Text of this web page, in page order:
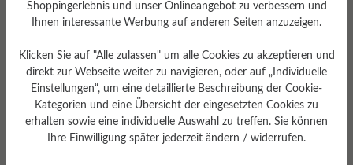
0 von 0 Bewertungen
Shoppingerlebnis und unser Onlineangebot zu verbessern und
Ihnen interessante Werbung auf anderen Seiten anzuzeigen.
Klicken Sie auf "Alle zulassen" um alle Cookies zu akzeptieren und
direkt zur Webseite weiter zu navigieren, oder auf „Individuelle
Einstellungen“, um eine detaillierte Beschreibung der Cookie-
Kategorien und eine Übersicht der eingesetzten Cookies zu
erhalten sowie eine individuelle Auswahl zu treffen. Sie können
Ihre Einwilligung später jederzeit ändern / widerrufen.